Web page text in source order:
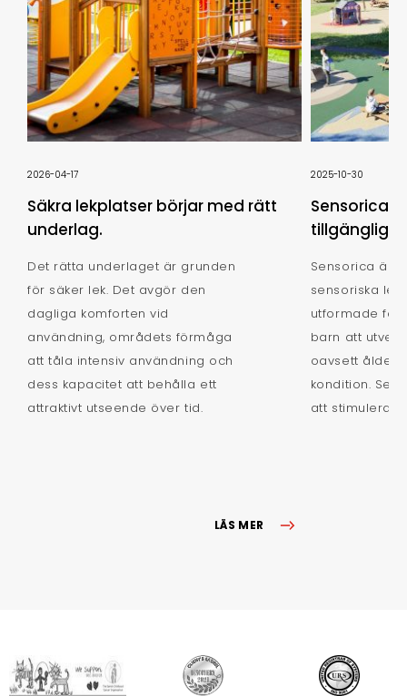
2026-04-17
Säkra lekplatser börjar med rätt
underlag.
Det rätta underlaget är grunden
för säker lek. Det avgör den
dagliga komforten vid
användning, områdets förmåga
att tåla intensiv användning och
dess kapacitet att behålla ett
attraktivt utseende över tid.
LÄS MER
2025-10-30
Sensorica:
Sensorica är
sensoriska
utformade för
barn att
oavsett ålder,
kondition.
att stimulera